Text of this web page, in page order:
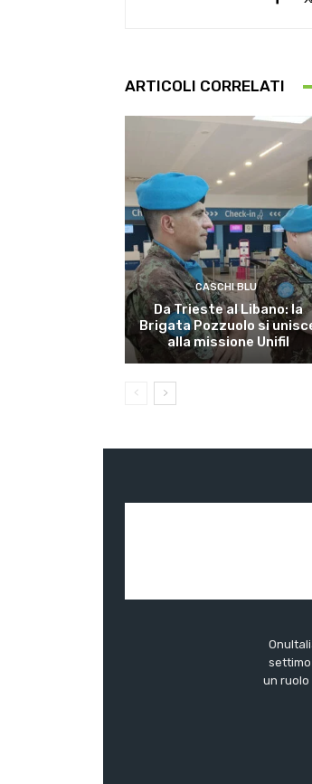
ARTICOLI CORRELATI
CASCHI BLU
Da Trieste al Libano: la
Brigata Pozzuolo si
alla missione Unifil
settimo
un ruolo